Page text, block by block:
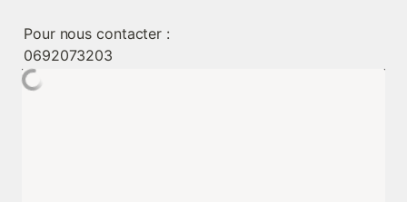
Pour nous contacter :
0692073203